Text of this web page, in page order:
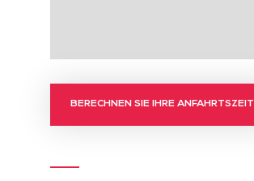
BERECHNEN SIE IHRE ANFAHRTSZEIT